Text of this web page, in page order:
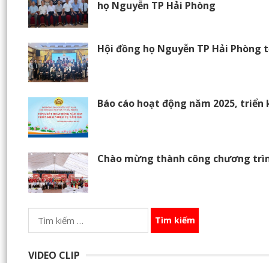
họ Nguyễn TP Hải Phòng
Hội đồng họ Nguyễn TP Hải
Báo cáo hoạt động năm 2025, triển
Chào mừng thành công chương
Tìm
kiếm
VIDEO CLIP